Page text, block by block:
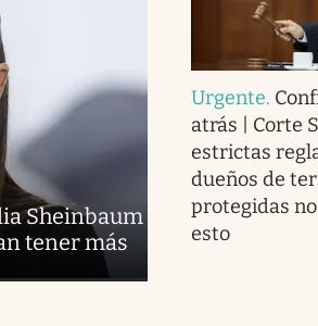
Sheinbaum
tener más
Urgente.
atrás | Corte
estrictas
dueños de
protegidas
esto